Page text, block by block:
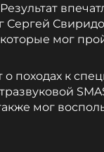
Сергей
мог
походах к
мог